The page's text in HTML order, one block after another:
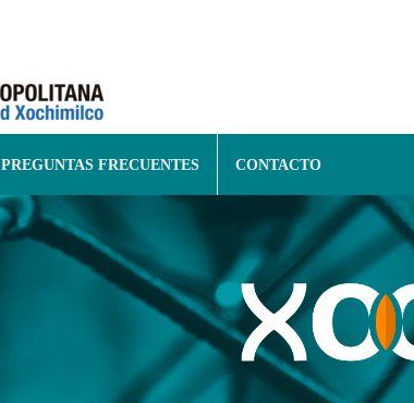
PREGUNTAS FRECUENTES CONTACTO